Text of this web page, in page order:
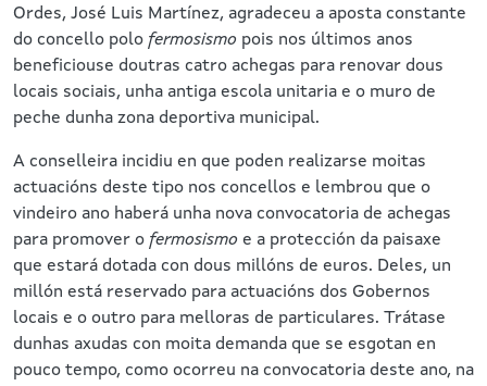
Ordes, José Luis Martínez, agradeceu a aposta constante
do concello polo fermosismo pois nos últimos anos
beneficiouse doutras catro achegas para renovar dous
locais sociais, unha antiga escola unitaria e o muro de
peche dunha zona deportiva municipal.
A conselleira incidiu en que poden realizarse moitas
actuacións deste tipo nos concellos e lembrou que o
vindeiro ano haberá unha nova convocatoria de achegas
para promover o fermosismo e a protección da paisaxe
que estará dotada con dous millóns de euros. Deles, un
millón está reservado para actuacións dos Gobernos
locais e o outro para melloras de particulares. Trátase
dunhas axudas con moita demanda que se esgotan en
pouco tempo, como ocorreu na convocatoria deste ano, na